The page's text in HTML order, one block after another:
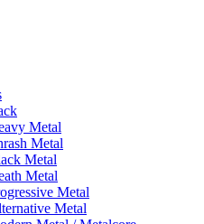
Metal
Metal
Metal
Metal
Metal
Metal